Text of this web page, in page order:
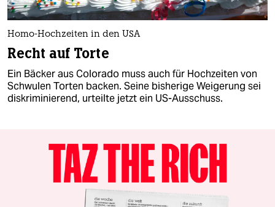
Homo-Hochzeiten in den USA
Recht auf Torte
Ein Bäcker aus Colorado muss auch für Hochzeiten von
Schwulen Torten backen. Seine bisherige Weigerung sei
diskriminierend, urteilte jetzt ein US-Ausschuss.